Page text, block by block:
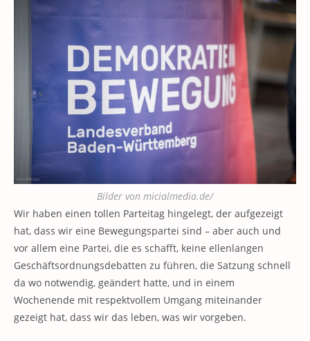
Bilder von micialmedia.de/
Wir haben einen tollen Parteitag hingelegt, der aufgezeigt
hat, dass wir eine Bewegungspartei sind – aber auch und
vor allem eine Partei, die es schafft, keine ellenlangen
Geschäftsordnungsdebatten zu führen, die Satzung schnell
da wo notwendig, geändert hatte, und in einem
Wochenende mit respektvollem Umgang miteinander
gezeigt hat, dass wir das leben, was wir vorgeben.